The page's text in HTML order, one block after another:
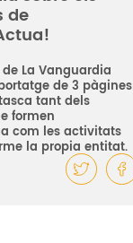
de
La Vanguardia
de 3 pàgines
tant dels
formen
com les activitats
la propia entitat.